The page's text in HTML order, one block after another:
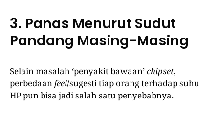
3. Panas Menurut Sudut
Pandang Masing-Masing
Selain masalah ‘penyakit bawaan’chipset,
perbedaanfeel/sugesti tiap orang terhadap suhu
HP pun bisa jadi salah satu penyebabnya.